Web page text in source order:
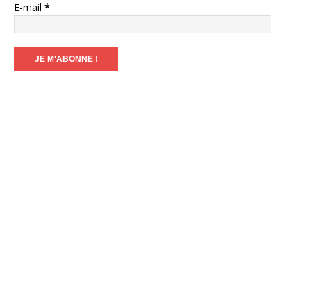
E-mail *